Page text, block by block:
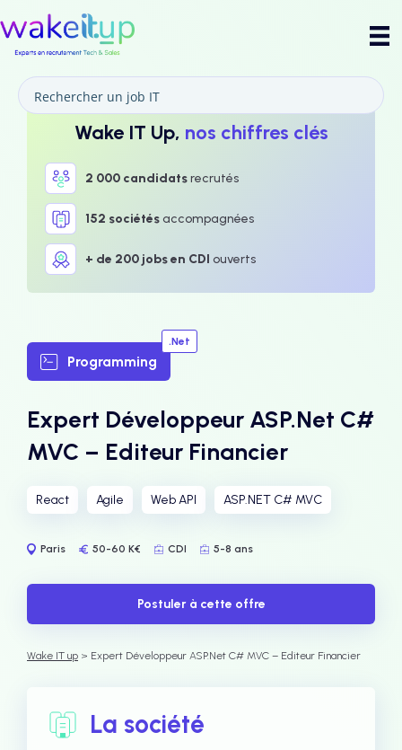
Wake IT Up, nos chiffres clés
2 000 candidatsrecrutés
152 sociétésaccompagnées
+ de 200 jobs en CDI ouverts
Programming
.Net
Expert Développeur ASP.Net C#
MVC – Editeur Financier
React Agile Web API ASP.NET C# MVC
Paris 50-60 K€ CDI 5-8 ans
Postuler à cette offre
Wake IT up > Expert Développeur ASP.Net C# MVC – Editeur Financier
La société